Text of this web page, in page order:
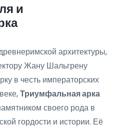
и
архитектуры,
Жану Шальгрену
в честь императорских
Триумфальная арка
своего рода в
гордости и истории. Её